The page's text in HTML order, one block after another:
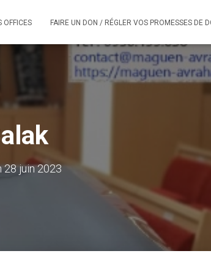
OFFICES FAIRE UN DON / RÉGLER VOS PROMESSES DE
28 juin 2023